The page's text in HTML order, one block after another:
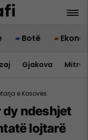
Botë
Gjakova
e Kosovës
dy ndeshjet
lojtarë